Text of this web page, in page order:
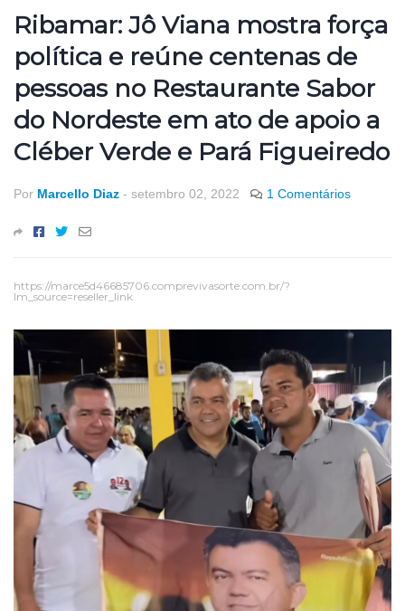
Ribamar: Jô Viana mostra força
política e reúne centenas de
pessoas no Restaurante Sabor
do Nordeste em ato de apoio a
Cléber Verde e Pará Figueiredo
Por Marcello Diaz - setembro 02, 2022 1 Comentários
https://marce5d46685706.comprevivasorte.com.br/?
lm_source=reseller_link